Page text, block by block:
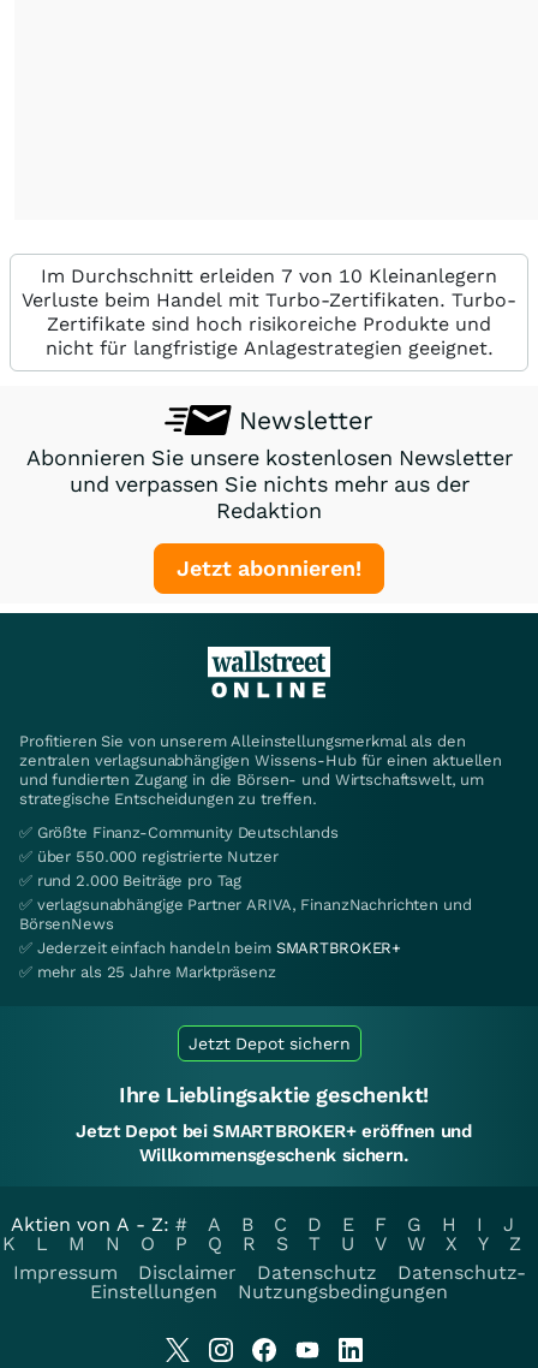
Im Durchschnitt erleiden 7 von 10 Kleinanlegern
Verluste beim Handel mit Turbo-Zertifikaten. Turbo-
Zertifikate sind hoch risikoreiche Produkte und
nicht für langfristige Anlagestrategien geeignet.
Newsletter
Abonnieren Sie unsere kostenlosen Newsletter
und verpassen Sie nichts mehr aus der
Redaktion
Jetzt abonnieren!
Profitieren Sie von unserem Alleinstellungsmerkmal als den
zentralen verlagsunabhängigen Wissens-Hub für einen aktuellen
und fundierten Zugang in die Börsen- und Wirtschaftswelt, um
strategische Entscheidungen zu treffen.
✅ Größte Finanz-Community Deutschlands
✅ über 550.000 registrierte Nutzer
✅ rund 2.000 Beiträge pro Tag
✅ verlagsunabhängige Partner ARIVA, FinanzNachrichten und
BörsenNews
✅ Jederzeit einfach handeln beim SMARTBROKER+
✅ mehr als 25 Jahre Marktpräsenz
Jetzt Depot sichern
Ihre Lieblingsaktie geschenkt!
Jetzt Depot bei SMARTBROKER+ eröffnen und
Willkommensgeschenk sichern.
Aktien von A - Z: # A B C D E F G H I
J
K
L M N O P Q R S T U V W X Y
Z
Impressum
Disclaimer Datenschutz
Datenschutz-
Einstellungen
Nutzungsbedingungen